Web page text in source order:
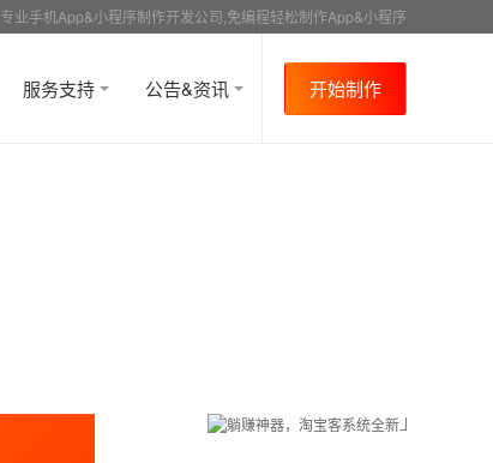
专业手机App&小程序制作开发公司,免编程轻松制作App&小程序
服务支持 公告&资讯 开始制作